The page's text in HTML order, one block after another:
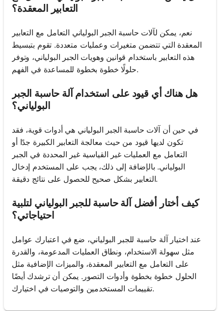
التعابير المعقدة؟
نعم، يمكن لآلات حاسبة الجبر البولياني التعامل مع التعابير
المعقدة التي تتضمن متغيرات وعمليات متعددة. تقوم بتبسيط
هذه التعابير باستخدام قوانين وهويات الجبر البولياني، وتوفر
حلولًا خطوة بخطوة للمساعدة في الفهم.
هل هناك أي قيود على استخدام آلة حاسبة الجبر
البولياني؟
في حين أن آلات حاسبة الجبر البولياني هي أدوات قوية، فقد
تكون لديها قيود من حيث معالجة التعابير الكبيرة جدًا أو
التعامل مع العمليات غير القياسية غير المحددة في الجبر
البولياني. بالإضافة إلى ذلك، يجب على المستخدم إدخال
التعابير بشكل صحيح للحصول على نتائج دقيقة.
كيف أختار أفضل آلة حاسبة للجبر البولياني لتلبية
احتياجاتي؟
عند اختيار آلة حاسبة للجبر البولياني، ضع في اعتبارك عوامل
مثل سهولة الاستخدام، ونطاق العمليات المدعومة، والقدرة
على التعامل مع التعابير المعقدة، والميزات الإضافية مثل
الحلول خطوة بخطوة وأدوات التصور. يمكن أن ترشدك أيضًا
تقييمات المستخدمين والتوصيات في اختيارك.